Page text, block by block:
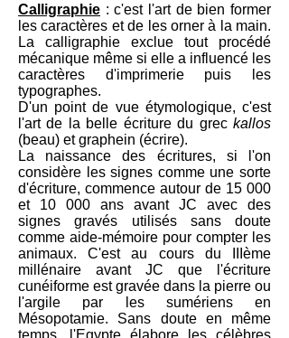
Calligraphie : c'est l'art de bien former
les caractères et de les orner à la main.
La calligraphie exclue tout procédé
mécanique même si elle a influencé les
caractères d'imprimerie puis les
typographes.
D'un point de vue étymologique, c'est
l'art de la belle écriture du grec kallos
(beau) et graphein (écrire).
La naissance des écritures, si l'on
considère les signes comme une sorte
d'écriture, commence autour de 15 000
et 10 000 ans avant JC avec des
signes gravés utilisés sans doute
comme aide-mémoire pour compter les
animaux. C'est au cours du IIIème
millénaire avant JC que l'écriture
cunéiforme est gravée dans la pierre ou
l'argile par les sumériens en
Mésopotamie. Sans doute en même
temps, l'Egypte élabore les célèbres